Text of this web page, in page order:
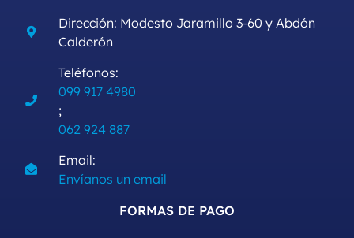
Dirección: Modesto Jaramillo 3-60 y Abdón
Calderón
Teléfonos:
099 917 4980
;
062 924 887
Email:
Envíanos un email
FORMAS DE PAGO